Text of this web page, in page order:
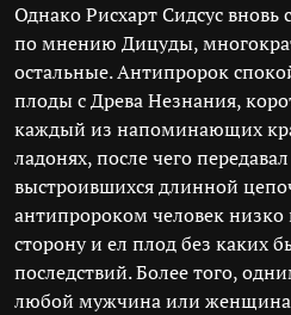
Однако Рисхарт Сидсус вновь
по мнению Дицуды,
остальные. Антипророк
плоды с Древа Незнания,
каждый из напоминающих
ладонях, после чего
выстроившихся длинной
антипророком человек низко
сторону и ел плод без каких
последствий. Более того,
любой мужчина или женщина